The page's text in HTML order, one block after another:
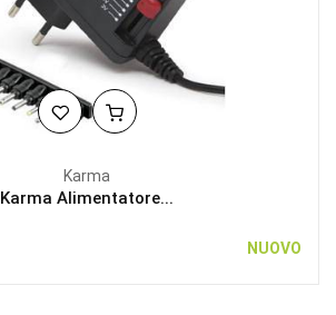
Karma
Karma Alimentatore...
NUOVO